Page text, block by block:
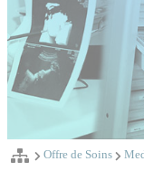
Offre de Soins